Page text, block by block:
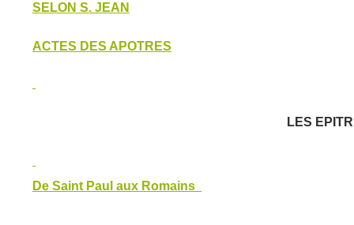
SELON S. JEAN
ACTES DES APOTRES
LES
De Saint Paul aux Romains